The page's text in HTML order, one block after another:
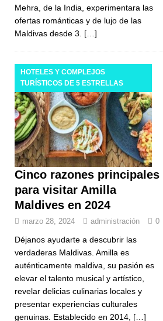
Mehra, de la India, experimentara las
ofertas románticas y de lujo de las
Maldivas desde 3. […]
HOTELES Y COMPLEJOS
TURÍSTICOS DE 5 ESTRELLAS
Cinco razones principales
para visitar Amilla
Maldives en 2024
marzo 28, 2024 administración 0
Déjanos ayudarte a descubrir las
verdaderas Maldivas. Amilla es
auténticamente maldiva, su pasión es
elevar el talento musical y artístico,
revelar delicias culinarias locales y
presentar experiencias culturales
genuinas. Establecido en 2014, […]